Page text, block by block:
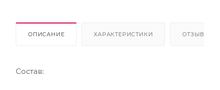
ОПИСАНИЕ ХАРАКТЕРИСТИКИ ОТЗЫВЫ
Состав: